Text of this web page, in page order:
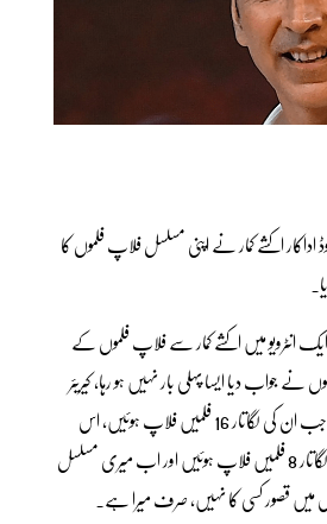
اکشے کمار نے اپنی مسلسل فلاپ فلموں کا
انٹرویو میں اکشے کمار سے فلاپ فلموں کے
نے جواب دیا ایسا پہلی بار نہیں ہو رہا، کیریئر
میں ایک وقت ایسا بھی آیا جب ان کی لگاتار 16 فلمیں فلاپ ہوئیں، اس
کے بعد ایک بار پھر ان کی لگاتار 8 فلمیں فلاپ ہوئیں اور اب میری مسلسل